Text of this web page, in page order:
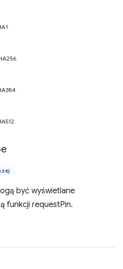
być wyświetlane
funkcji requestPin.